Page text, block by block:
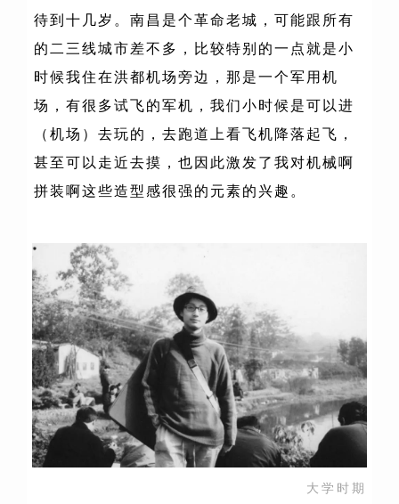
待到十几岁。南昌是个革命老城，可能跟所有
的二三线城市差不多，比较特别的一点就是小
时候我住在洪都机场旁边，那是一个军用机
场，有很多试飞的军机，我们小时候是可以进
（机场）去玩的，去跑道上看飞机降落起飞，
甚至可以走近去摸，也因此激发了我对机械啊
拼装啊这些造型感很强的元素的兴趣。
大学时期